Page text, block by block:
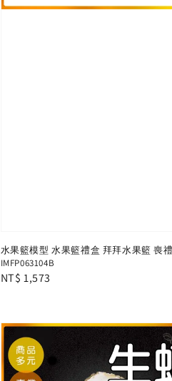
水果籃模型 水果籃禮盒 拜拜水果籃 喪
IMFP063104B
Regular
NT$ 1,573